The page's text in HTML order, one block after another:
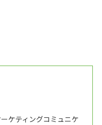
ティングコミュニケ